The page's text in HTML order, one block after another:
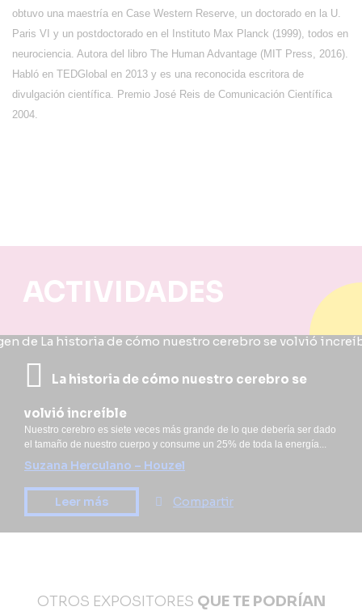
obtuvo una maestría en Case Western Reserve, un doctorado en la U.
Paris VI y un postdoctorado en el Instituto Max Planck (1999), todos en
neurociencia. Autora del libro The Human Advantage (MIT Press, 2016).
Habló en TEDGlobal en 2013 y es una reconocida escritora de
divulgación científica. Premio José Reis de Comunicación Científica
2004.
ACTIVIDADES
La historia de cómo nuestro cerebro se
volvió increíble
Nuestro cerebro es siete veces más grande de lo que debería ser dado
el tamaño de nuestro cuerpo y consume un 25% de toda la energía...
Suzana Herculano – Houzel
Leer más Compartir
OTROS EXPOSITORES QUE TE PODRÍAN